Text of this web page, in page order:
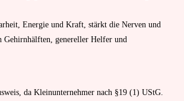
Energie und Kraft, stärkt die Nerven und
Gehirnhälften, genereller Helfer und
da Kleinunternehmer nach §19 (1) UStG.